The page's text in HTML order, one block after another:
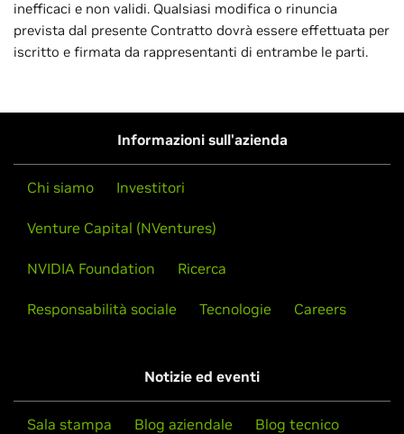
inefficaci e non validi. Qualsiasi modifica o rinuncia
prevista dal presente Contratto dovrà essere effettuata per
iscritto e firmata da rappresentanti di entrambe le parti.
Informazioni sull'azienda
Chi siamo Investitori
Venture Capital (NVentures)
NVIDIA Foundation Ricerca
Responsabilità sociale Tecnologie Careers
Notizie ed eventi
Sala stampa Blog aziendale Blog tecnico